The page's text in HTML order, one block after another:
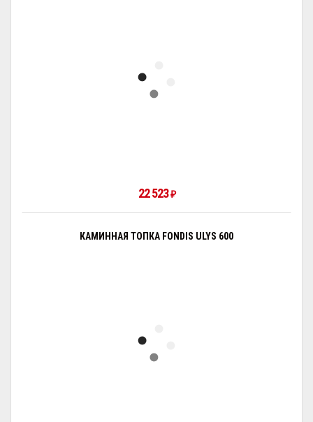
22 523₽
КАМИННАЯ ТОПКА FONDIS ULYS 600